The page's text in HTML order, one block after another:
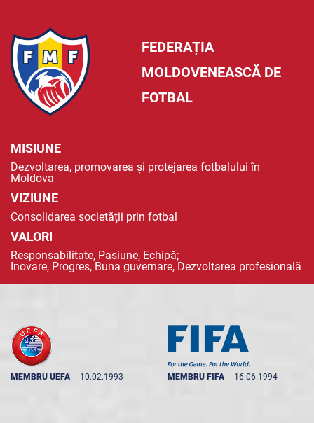
FEDERAȚIA
MOLDOVENEASCĂ DE
FOTBAL
MISIUNE
Dezvoltarea, promovarea și protejarea fotbalului în
Moldova
VIZIUNE
Consolidarea societății prin fotbal
VALORI
Responsabilitate, Pasiune, Echipă;
Inovare, Progres, Buna guvernare, Dezvoltarea profesională
MEMBRU UEFA -- 10.02.1993 MEMBRU FIFA -- 16.06.1994